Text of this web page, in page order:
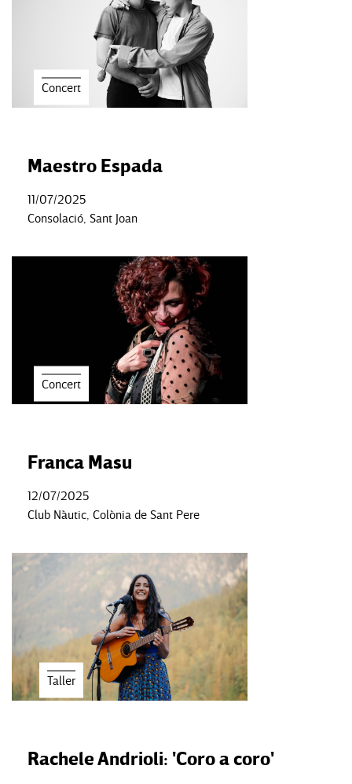
Concert
Maestro Espada
11/07/2025
Consolació, Sant Joan
Concert
Franca Masu
12/07/2025
Club Nàutic, Colònia de Sant Pere
Taller
Rachele Andrioli: 'Coro a coro'